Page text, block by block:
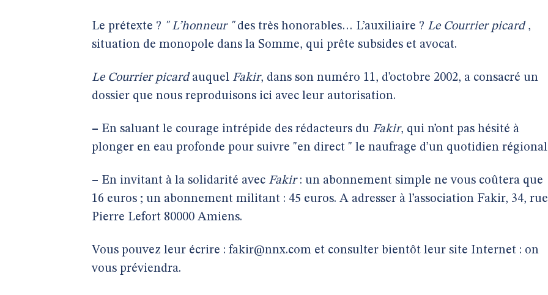
Le prétexte ? " L’honneur "des très honorables… L’auxiliaire ? Le Courrier picard ,
situation de monopole dans la Somme, qui prête subsides et avocat.
Le Courrier picardauquel Fakir, dans son numéro 11, d’octobre 2002, a consacré un
dossier que nous reproduisons ici avec leur autorisation.
– En saluant le courage intrépide des rédacteurs du Fakir, qui n’ont pas hésité à
plonger en eau profonde pour suivre "en direct " le naufrage d’un quotidien
– En invitant à la solidarité avec Fakir: un abonnement simple ne vous coûtera que
16 euros ; un abonnement militant : 45 euros. A adresser à l’association Fakir, 34, rue
Pierre Lefort 80000 Amiens.
Vous pouvez leur écrire : fakir@nnx.com et consulter bientôt leur site Internet : on
vous préviendra.